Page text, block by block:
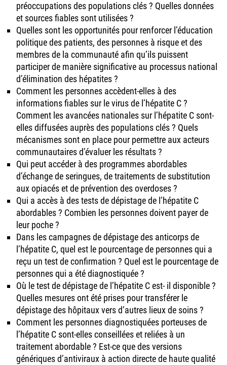
préoccupations des populations clés ? Quelles données
et sources fiables sont utilisées ?
Quelles sont les opportunités pour renforcer l’éducation
politique des patients, des personnes à risque et des
membres de la communauté afin qu’ils puissent
participer de manière significative au processus national
d’élimination des hépatites ?
Comment les personnes accèdent-elles à des
informations fiables sur le virus de l’hépatite C ?
Comment les avancées nationales sur l’hépatite C sont-
elles diffusées auprès des populations clés ? Quels
mécanismes sont en place pour permettre aux acteurs
communautaires d’évaluer les résultats ?
Qui peut accéder à des programmes abordables
d’échange de seringues, de traitements de substitution
aux opiacés et de prévention des overdoses ?
Qui a accès à des tests de dépistage de l’hépatite C
abordables ? Combien les personnes doivent payer de
leur poche ?
Dans les campagnes de dépistage des anticorps de
l’hépatite C, quel est le pourcentage de personnes qui a
reçu un test de confirmation ? Quel est le pourcentage de
personnes qui a été diagnostiquée ?
Où le test de dépistage de l’hépatite C est- il disponible ?
Quelles mesures ont été prises pour transférer le
dépistage des hôpitaux vers d’autres lieux de soins ?
Comment les personnes diagnostiquées porteuses de
l’hépatite C sont-elles conseillées et reliées à un
traitement abordable ? Est-ce que des versions
génériques d’antiviraux à action directe de haute qualité